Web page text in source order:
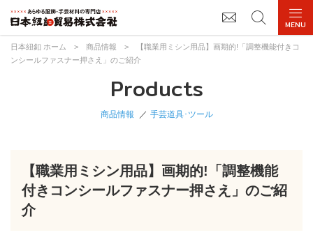
日本紐釦 ホーム > 商品情報 >
【職業用ミシン用品】画期的!「調整機能付きコ
ンシールファスナー押さえ」のご紹介
Products
商品情報 手芸道具･ツール
【職業用ミシン用品】画期的!「調整機能
付きコンシールファスナー押さえ」のご紹
介